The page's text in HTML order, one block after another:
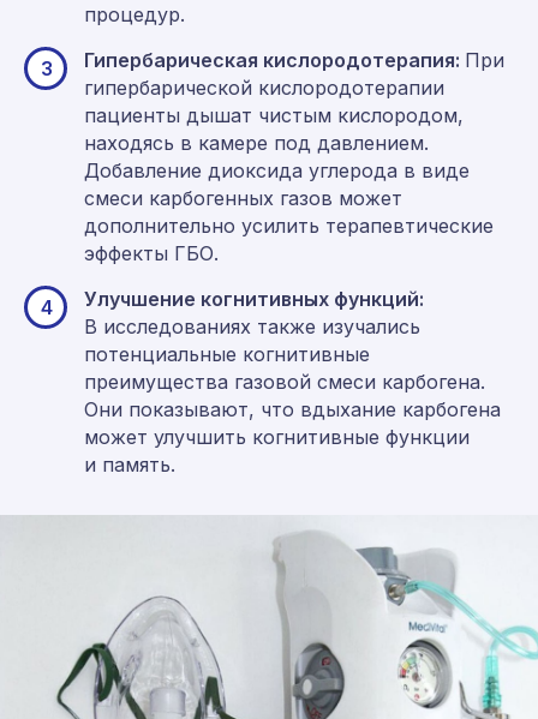
процедур.
3 Гипербарическая кислородотерапия: При
гипербарической кислородотерапии
пациенты дышат чистым кислородом,
находясь в камере под давлением.
Добавление диоксида углерода в виде
смеси карбогенных газов может
дополнительно усилить терапевтические
эффекты ГБО.
4
Улучшение когнитивных функций:
В исследованиях также изучались
потенциальные когнитивные
преимущества газовой смеси карбогена.
Они показывают, что вдыхание карбогена
может улучшить когнитивные функции
и память.